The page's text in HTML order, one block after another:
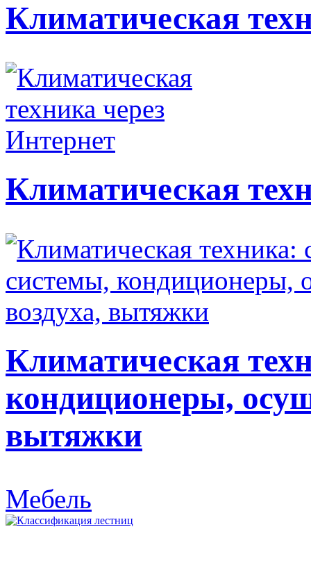
Климатическая
Климатическая
Климатическая
кондиционеры,
вытяжки
Мебель